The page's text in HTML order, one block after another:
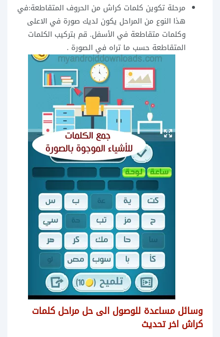
مرحلة تكوين كلمات كراش من الحروف المتقاطعة:في
هذا النوع من المراحل يكون لديك صورة في الاعلى
وكلمات متقاطعة في الأسفل. قم بتركيب الكلمات
المتقاطعة حسب ما تراه في الصورة .
وسائل مساعدة للوصول الى حل مراحل كلمات
كراش اخر تحديث